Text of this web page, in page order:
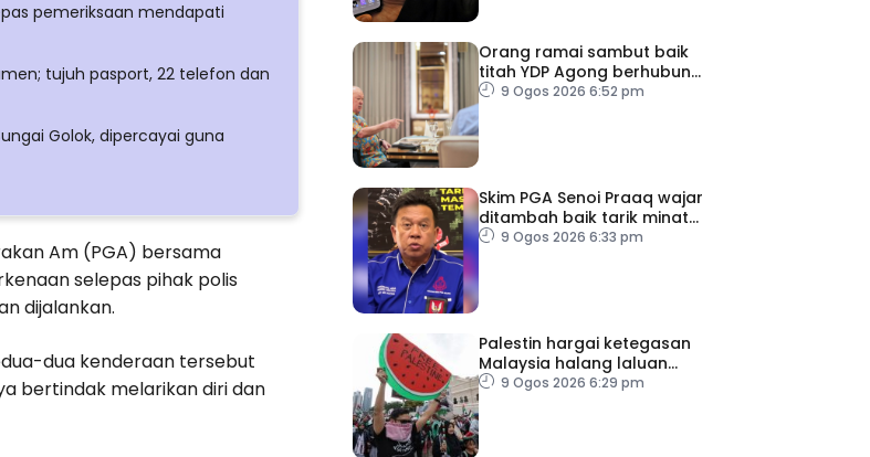
pemeriksaan mendapati
tujuh pasport, 22 telefon dan
Golok, dipercayai guna
Am (PGA) bersama
selepas pihak polis
dijalankan.
dua kenderaan tersebut
bertindak melarikan diri dan
Orang ramai sambut baik
titah YDP Agong berhubung
RCI TH
9 Ogos 2026 6:52 pm
Skim PGA Senoi Praaq wajar
ditambah baik tarik minat
belia orang asli
9 Ogos 2026 6:33 pm
Palestin hargai ketegasan
Malaysia halang laluan
transit ke Israel
9 Ogos 2026 6:29 pm